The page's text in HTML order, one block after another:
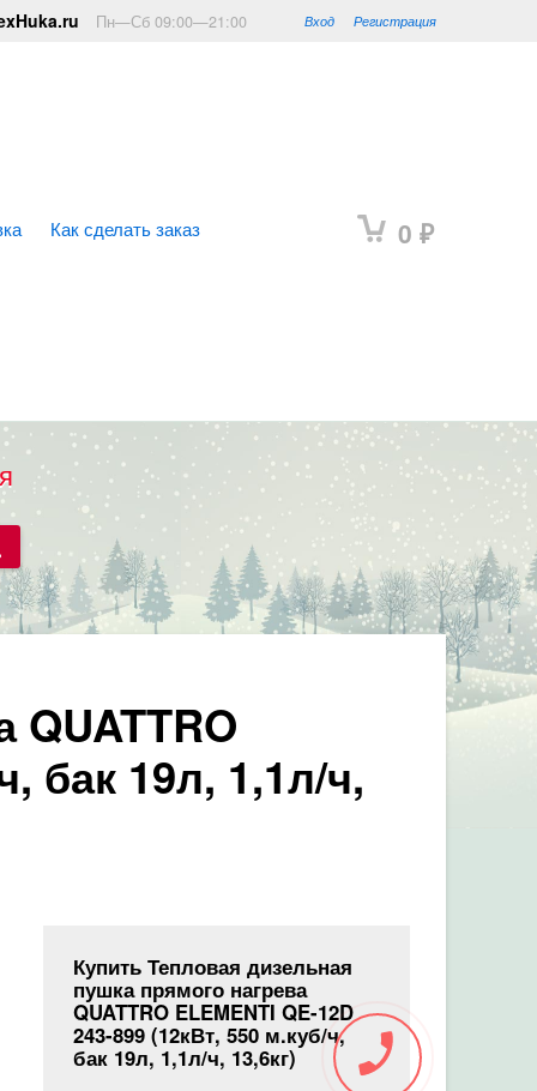
Вход Регистрация
Пн—Сб 09:00—21:00
0 ₽
Как сделать заказ
бак 19л, 1,1л/ч,
Купить Тепловая дизельная
пушка прямого нагрева
QUATTRO ELEMENTI QE-12D
243-899 (12кВт, 550 м.куб/ч,
бак 19л, 1,1л/ч, 13,6кг)